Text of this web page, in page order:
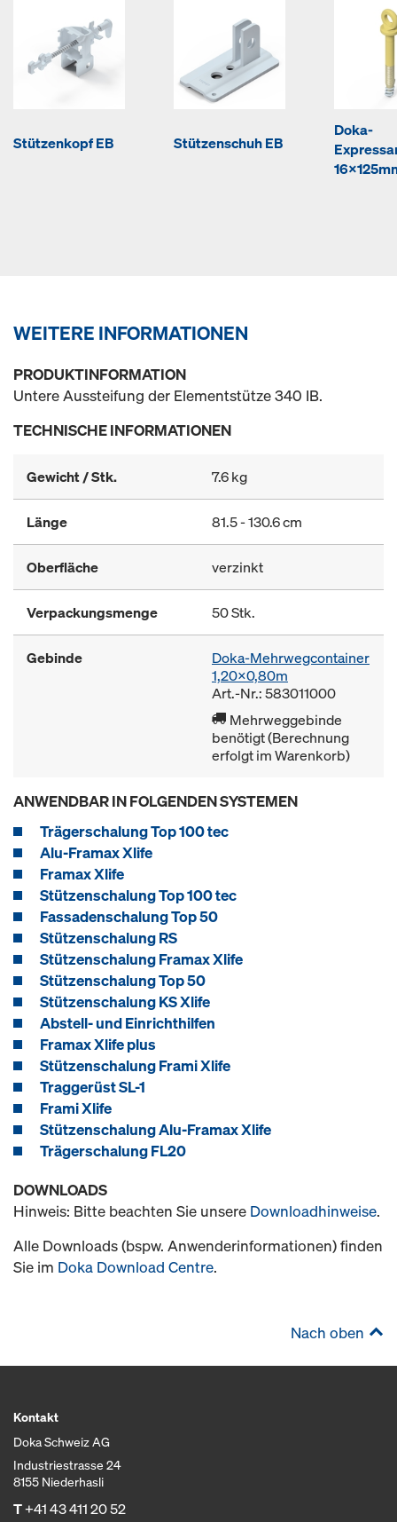
Stützenkopf EB Stützenschuh EB
Doka-
WEITERE INFORMATIONEN
PRODUKTINFORMATION
Untere Aussteifung der Elementstütze 340 IB.
TECHNISCHE INFORMATIONEN
Gewicht / Stk. 7.6 kg
Länge 81.5 - 130.6 cm
Oberfläche verzinkt
Verpackungsmenge 50 Stk.
Gebinde
Doka-Mehrwegcontainer
1,20x0,80m
Art.-Nr.: 583011000
Mehrweggebinde
benötigt (Berechnung
erfolgt im Warenkorb)
ANWENDBAR IN FOLGENDEN SYSTEMEN
Trägerschalung Top 100 tec
Alu-Framax Xlife
Framax Xlife
Stützenschalung Top 100 tec
Fassadenschalung Top 50
Stützenschalung RS
Stützenschalung Framax Xlife
Stützenschalung Top 50
Stützenschalung KS Xlife
Abstell- und Einrichthilfen
Framax Xlife plus
Stützenschalung Frami Xlife
Traggerüst SL-1
Frami Xlife
Stützenschalung Alu-Framax Xlife
Trägerschalung FL20
DOWNLOADS
Hinweis: Bitte beachten Sie unsere Downloadhinweise.
Alle Downloads (bspw. Anwenderinformationen) finden
Sie im Doka Download Centre.
Nach oben
Kontakt
Doka Schweiz AG
Industriestrasse 24
8155 Niederhasli
T+41 43 411 20 52